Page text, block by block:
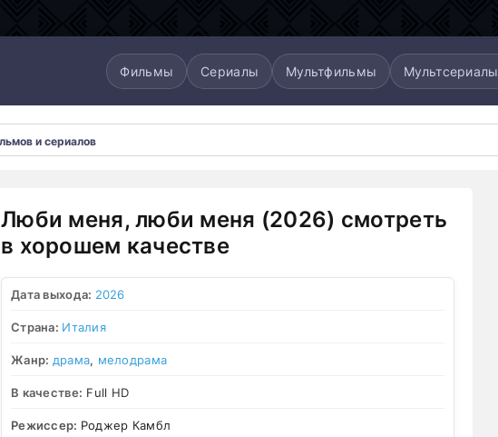
Фильмы Сериалы Мультфильмы Мультсериалы
Люби меня, люби меня (2026) смотреть
в хорошем качестве
Дата выхода: 2026
Страна: Италия
Жанр: драма, мелодрама
В качестве: Full HD
Режиссер: Роджер Камбл